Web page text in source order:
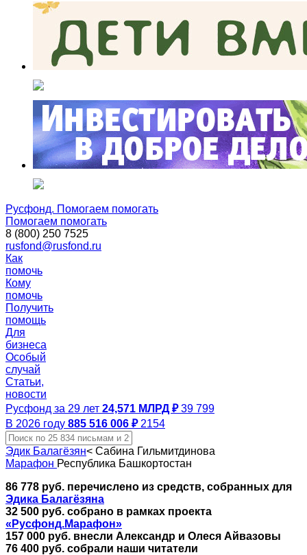
Русфонд. Помогаем помогать
Помогаем помогать
8 (800) 250 7525
rusfond@rusfond.ru
Как
помочь
Кому
помочь
Получить
помощь
Для
бизнеса
Особый
случай
Статьи,
новости
Русфонд за 29 лет 24,571 МЛРД ₽ 39 799
В 2026 году 885 516 006 ₽ 2154
Эдик Балагёзян< Сабина Гильмитдинова
Марафон Республика Башкортостан
86 778 руб. перечислено из средств, собранных для
Эдика Балагёзяна
32 500 руб. собрано в рамках проекта
«Русфонд.Марафон»
157 000 руб. внесли Александр и Олеся Айвазовы
76 400 руб. собрали наши читатели